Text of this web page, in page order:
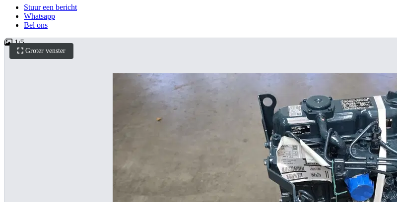
Stuur een bericht
Whatsapp
Bel ons
Groter venster
1/5